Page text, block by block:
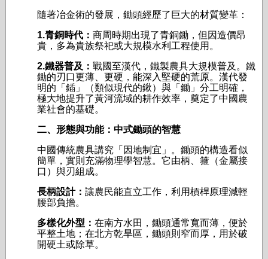
隨著冶金術的發展，鋤頭經歷了巨大的材質變革：
1.青銅時代： 商周時期出現了青銅鋤，但因造價昂
貴，多為貴族祭祀或大規模水利工程使用。
2.鐵器普及： 戰國至漢代，鐵製農具大規模普及。鐵
鋤的刃口更薄、更硬，能深入堅硬的荒原。漢代發
明的「鍤」（類似現代的鍬）與「鋤」分工明確，
極大地提升了黃河流域的耕作效率，奠定了中國農
業社會的基礎。
二、形態與功能：中式鋤頭的智慧
中國傳統農具講究「因地制宜」。鋤頭的構造看似
簡單，實則充滿物理學智慧。它由柄、箍（金屬接
口）與刃組成。
長柄設計： 讓農民能直立工作，利用槓桿原理減輕
腰部負擔。
多樣化外型： 在南方水田，鋤頭通常寬而薄，便於
平整土地；在北方乾旱區，鋤頭則窄而厚，用於破
開硬土或除草。